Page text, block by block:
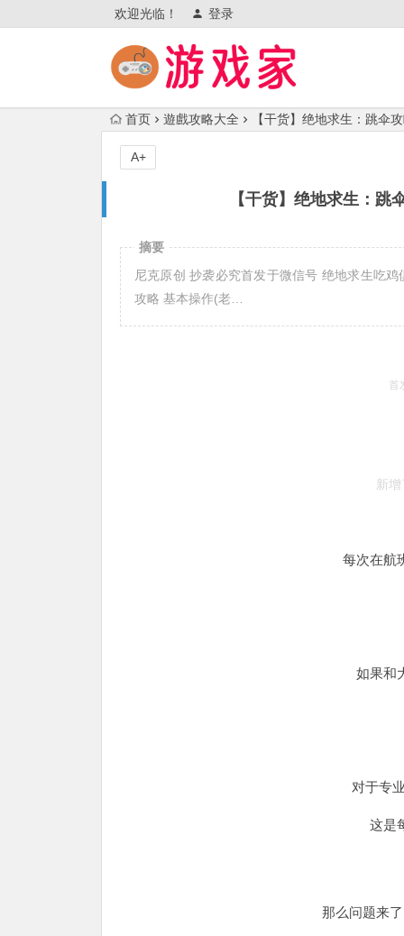
欢迎光临！ 登录
首页 遊戲攻略大全 【干货】绝地求生：跳
【干货】绝地求生：
A+
摘要
尼克原创 抄袭必究首发于微信号 绝地求生吃
攻略 基本操作(老…
首
新
每次在航
如果和
对于专
这是
那么问题来